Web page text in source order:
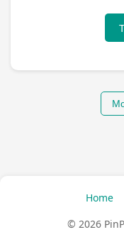
Home
© 2026